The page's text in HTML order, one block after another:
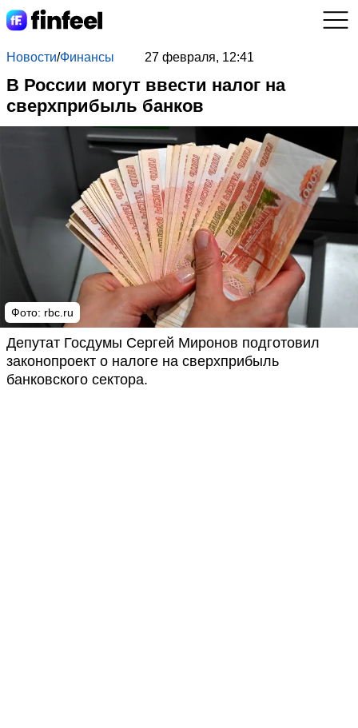
Новости/Финансы 27 февраля, 12:41
В России могут ввести налог на
сверхприбыль банков
Фото: rbc.ru
Депутат Госдумы Сергей Миронов подготовил
законопроект о налоге на сверхприбыль
банковского сектора.